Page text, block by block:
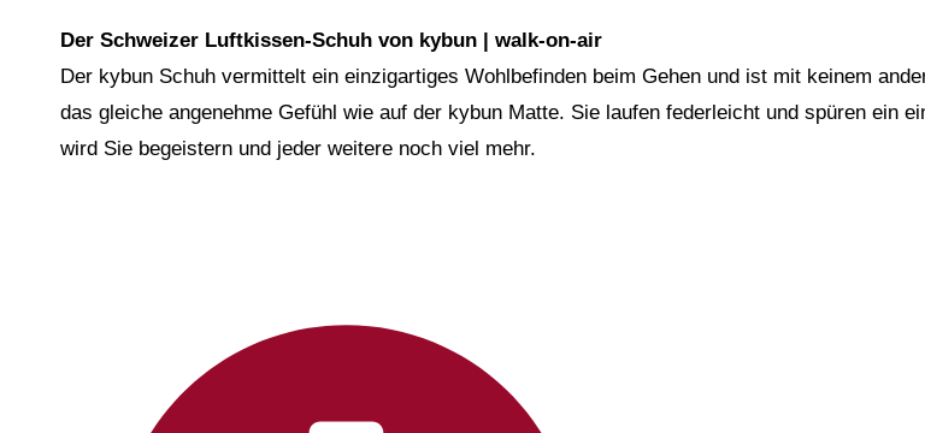
Der Schweizer Luftkissen-Schuh von kybun | walk-on-air
Der kybun Schuh vermittelt ein einzigartiges Wohlbefinden beim Gehen und ist mit keinem
das gleiche angenehme Gefühl wie auf der kybun Matte. Sie laufen federleicht und spüren ein
wird Sie begeistern und jeder weitere noch viel mehr.